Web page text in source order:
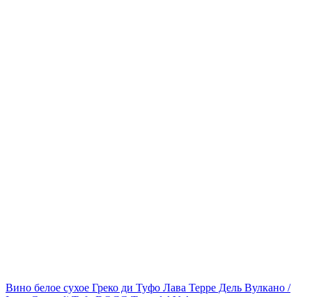
Вино белое сухое Греко ди Туфо Лава Терре Дель Вулкано /